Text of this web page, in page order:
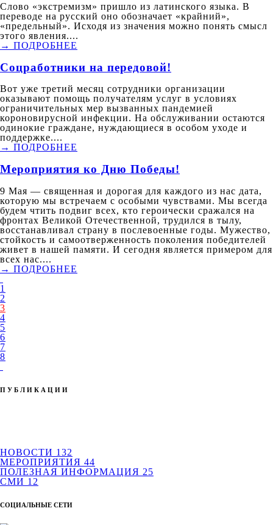
Слово «экстремизм» пришло из латинского языка. В
переводе на русский оно обозначает «крайний»,
«предельный». Исходя из значения можно понять смысл
этого явления....
→ ПОДРОБНЕЕ
Соцработники на передовой!
Вот уже третий месяц сотрудники организации
оказывают помощь получателям услуг в условиях
ограничительных мер вызванных пандемией
короновирусной инфекции. На обслуживании остаются
одинокие граждане, нуждающиеся в особом уходе и
поддержке....
→ ПОДРОБНЕЕ
Мероприятия ко Дню Победы!
9 Мая — священная и дорогая для каждого из нас дата,
которую мы встречаем с особыми чувствами. Мы всегда
будем чтить подвиг всех, кто героически сражался на
фронтах Великой Отечественной, трудился в тылу,
восстанавливал страну в послевоенные годы. Мужество,
стойкость и самоотверженность поколения победителей
живет в нашей памяти. И сегодня является примером для
всех нас....
→ ПОДРОБНЕЕ
1
2
3
4
5
6
7
8
ПУБЛИКАЦИИ
НОВОСТИ 132
МЕРОПРИЯТИЯ 44
ПОЛЕЗНАЯ ИНФОРМАЦИЯ 25
СМИ 12
СОЦИАЛЬНЫЕ СЕТИ